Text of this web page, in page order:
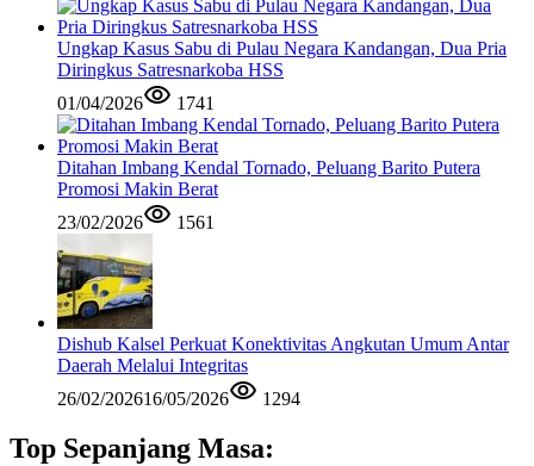
Ungkap Kasus Sabu di Pulau Negara Kandangan, Dua Pria
Diringkus Satresnarkoba HSS
01/04/2026
1741
Ditahan Imbang Kendal Tornado, Peluang Barito Putera
Promosi Makin Berat
23/02/2026
1561
Dishub Kalsel Perkuat Konektivitas Angkutan Umum Antar
Daerah Melalui Integritas
26/02/202616/05/2026 1294
Top Sepanjang Masa: